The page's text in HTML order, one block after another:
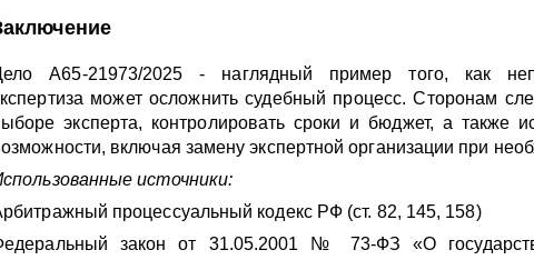
А65-21973/2025 - наглядный пример того, как
может осложнить судебный процесс. Сторонам
эксперта, контролировать сроки и бюджет, а также
включая замену экспертной организации при
источники:
процессуальный кодекс РФ (ст. 82, 145, 158)
закон от 31.05.2001 № 73-ФЗ «О